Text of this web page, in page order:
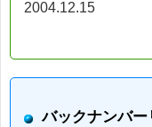
2004.12.15
バックナンバー